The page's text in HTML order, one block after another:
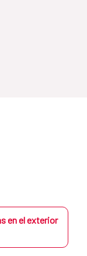
en el exterior